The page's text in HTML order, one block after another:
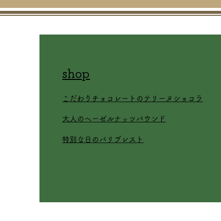
BOX』
shop
​こだわりチョコレートのテリーヌショコラ
​大人のヘーゼルナッツパウンド
特別な日のパリブレスト